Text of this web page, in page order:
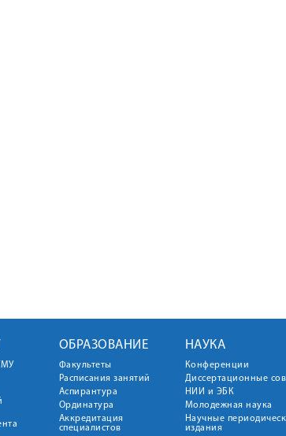
ОБРАЗОВАНИЕ
Факультеты
Расписания занятий
Аспирантура
Ординатура
Аккредитация
специалистов
НАУКА
Конференции
Диссертационные
НИИ и ЭБК
Молодежная наука
Научные
издания